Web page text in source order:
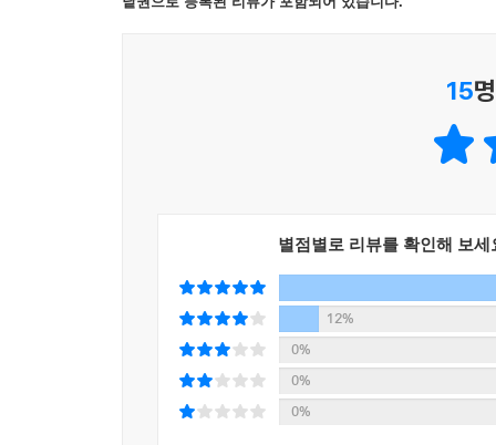
15
별점별로 리뷰를 확인해 보세
12%
0%
0%
0%